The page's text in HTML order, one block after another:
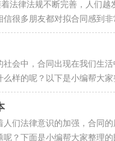
法律法规不断完善，人们
信很多朋友都对拟合同感到
会中，合同出现在我们生
样的呢？以下是小编帮大
人们法律意识的加强，合同
呢？下面是小编帮大家整理